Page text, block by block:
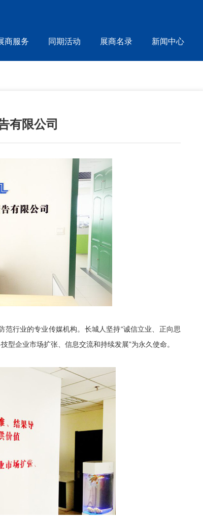
商服务 同期活动 展商名录 新闻中心
有限公司
业的专业传媒机构。长城人坚持“诚信立业、正向思
型企业市场扩张、信息交流和持续发展”为永久使命。